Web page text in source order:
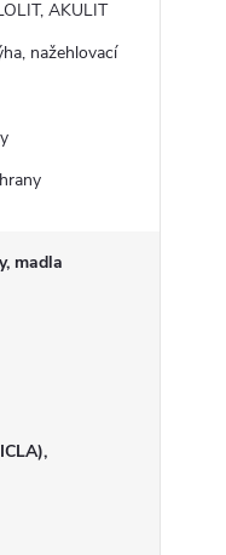
AKULIT
nažehlovací
madla